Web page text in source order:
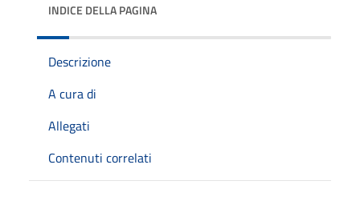
INDICE DELLA PAGINA
Descrizione
A cura di
Allegati
Contenuti correlati